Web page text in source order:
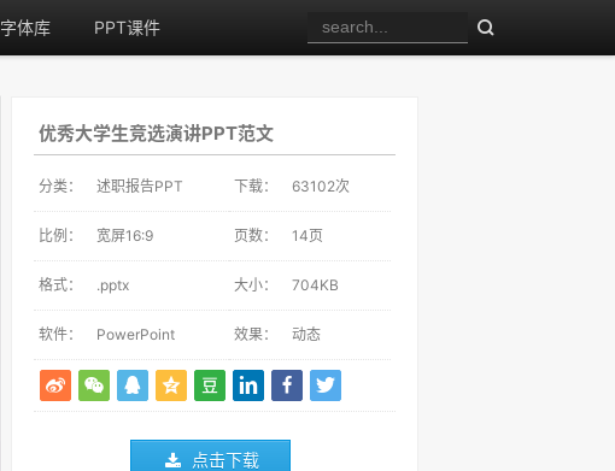
字体库 PPT课件
优秀大学生竞选演讲PPT范文
分类： 述职报告PPT 下载： 63102次
比例： 宽屏16:9 页数： 14页
格式： .pptx 大小： 704KB
软件： PowerPoint 效果： 动态
点击下载